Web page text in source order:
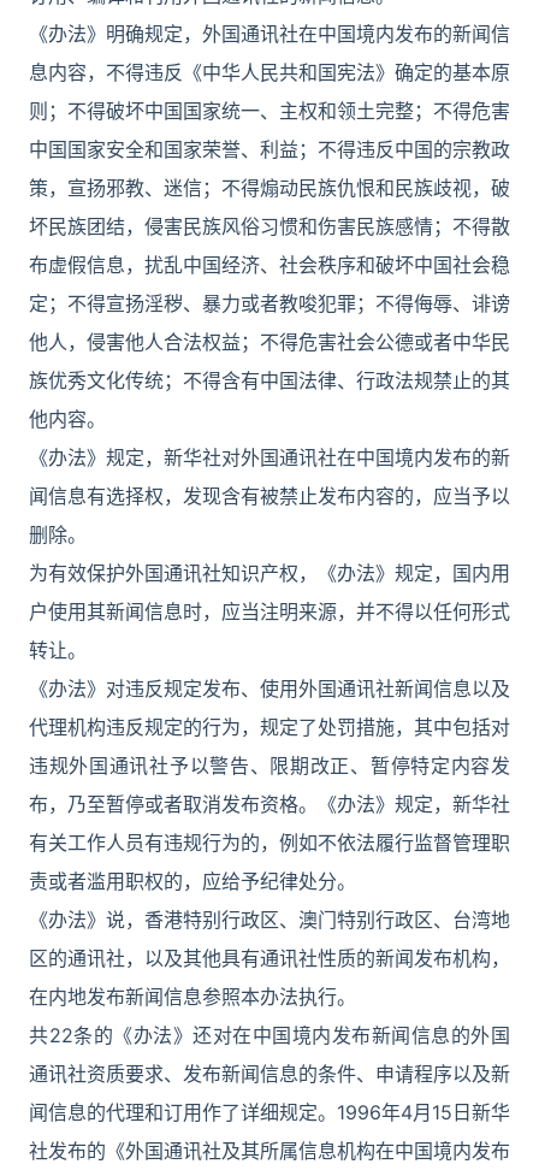
《办法》明确规定，外国通讯社在中国境内发布的新闻信
息内容，不得违反《中华人民共和国宪法》确定的基本原
则；不得破坏中国国家统一、主权和领土完整；不得危害
中国国家安全和国家荣誉、利益；不得违反中国的宗教政
策，宣扬邪教、迷信；不得煽动民族仇恨和民族歧视，破
坏民族团结，侵害民族风俗习惯和伤害民族感情；不得散
布虚假信息，扰乱中国经济、社会秩序和破坏中国社会稳
定；不得宣扬淫秽、暴力或者教唆犯罪；不得侮辱、诽谤
他人，侵害他人合法权益；不得危害社会公德或者中华民
族优秀文化传统；不得含有中国法律、行政法规禁止的其
他内容。
《办法》规定，新华社对外国通讯社在中国境内发布的新
闻信息有选择权，发现含有被禁止发布内容的，应当予以
删除。
为有效保护外国通讯社知识产权，《办法》规定，国内用
户使用其新闻信息时，应当注明来源，并不得以任何形式
转让。
《办法》对违反规定发布、使用外国通讯社新闻信息以及
代理机构违反规定的行为，规定了处罚措施，其中包括对
违规外国通讯社予以警告、限期改正、暂停特定内容发
布，乃至暂停或者取消发布资格。《办法》规定，新华社
有关工作人员有违规行为的，例如不依法履行监督管理职
责或者滥用职权的，应给予纪律处分。
《办法》说，香港特别行政区、澳门特别行政区、台湾地
区的通讯社，以及其他具有通讯社性质的新闻发布机构，
在内地发布新闻信息参照本办法执行。
共22条的《办法》还对在中国境内发布新闻信息的外国
通讯社资质要求、发布新闻信息的条件、申请程序以及新
闻信息的代理和订用作了详细规定。1996年4月15日新华
社发布的《外国通讯社及其所属信息机构在中国境内发布